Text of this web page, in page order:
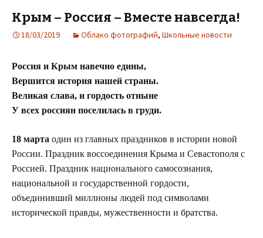
Крым – Россия – Вместе навсегда!
18/03/2019 Облако фотографий, Школьные новости
Россия и Крым навечно едины,
Вершится история нашей страны.
Великая слава, и гордость отныне
У всех россиян поселилась в груди.
18 марта один из главных праздников в истории новой
России. Праздник воссоединения Крыма и Севастополя с
Россией. Праздник национального самосознания,
национальной и государственной гордости,
объединивший миллионы людей под символами
исторической правды, мужественности и братства.